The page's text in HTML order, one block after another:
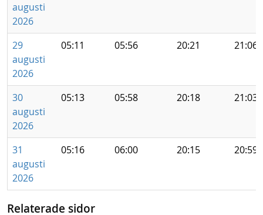
augusti
2026
29
augusti
2026
05:11 05:56 20:21 21:06
30
augusti
2026
05:13 05:58 20:18 21:03
31
augusti
2026
05:16 06:00 20:15 20:59
Relaterade sidor